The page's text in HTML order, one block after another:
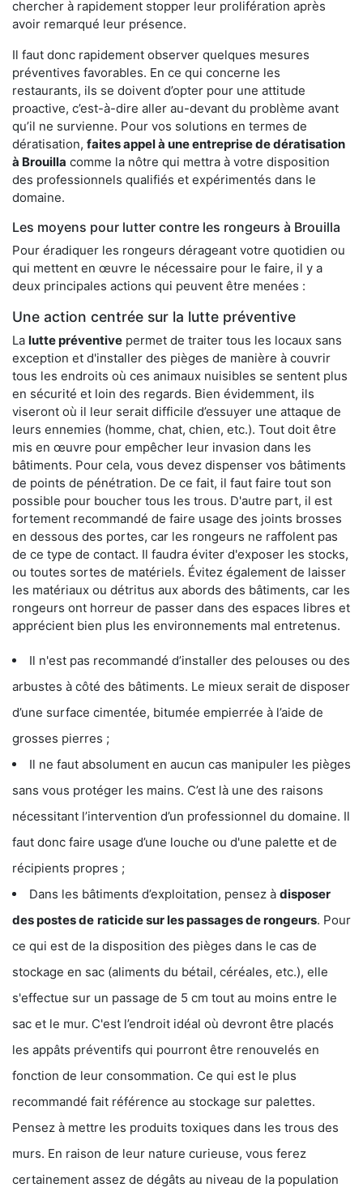
chercher à rapidement stopper leur prolifération après
avoir remarqué leur présence.
Il faut donc rapidement observer quelques mesures
préventives favorables. En ce qui concerne les
restaurants, ils se doivent d’opter pour une attitude
proactive, c’est-à-dire aller au-devant du problème avant
qu’il ne survienne. Pour vos solutions en termes de
dératisation, faites appel à une entreprise de dératisation
à Brouilla comme la nôtre qui mettra à votre disposition
des professionnels qualifiés et expérimentés dans le
domaine.
Les moyens pour lutter contre les rongeurs à Brouilla
Pour éradiquer les rongeurs dérageant votre quotidien ou
qui mettent en œuvre le nécessaire pour le faire, il y a
deux principales actions qui peuvent être menées :
Une action centrée sur la lutte préventive
La lutte préventive permet de traiter tous les locaux sans
exception et d'installer des pièges de manière à couvrir
tous les endroits où ces animaux nuisibles se sentent plus
en sécurité et loin des regards. Bien évidemment, ils
viseront où il leur serait difficile d’essuyer une attaque de
leurs ennemies (homme, chat, chien, etc.). Tout doit être
mis en œuvre pour empêcher leur invasion dans les
bâtiments. Pour cela, vous devez dispenser vos bâtiments
de points de pénétration. De ce fait, il faut faire tout son
possible pour boucher tous les trous. D'autre part, il est
fortement recommandé de faire usage des joints brosses
en dessous des portes, car les rongeurs ne raffolent pas
de ce type de contact. Il faudra éviter d'exposer les stocks,
ou toutes sortes de matériels. Évitez également de laisser
les matériaux ou détritus aux abords des bâtiments, car les
rongeurs ont horreur de passer dans des espaces libres et
apprécient bien plus les environnements mal entretenus.
Il n'est pas recommandé d’installer des pelouses ou des
arbustes à côté des bâtiments. Le mieux serait de disposer
d’une surface cimentée, bitumée empierrée à l’aide de
grosses pierres ;
Il ne faut absolument en aucun cas manipuler les pièges
sans vous protéger les mains. C’est là une des raisons
nécessitant l’intervention d’un professionnel du domaine. Il
faut donc faire usage d’une louche ou d'une palette et de
récipients propres ;
Dans les bâtiments d’exploitation, pensez à disposer
des postes de raticide sur les passages de rongeurs. Pour
ce qui est de la disposition des pièges dans le cas de
stockage en sac (aliments du bétail, céréales, etc.), elle
s'effectue sur un passage de 5 cm tout au moins entre le
sac et le mur. C'est l’endroit idéal où devront être placés
les appâts préventifs qui pourront être renouvelés en
fonction de leur consommation. Ce qui est le plus
recommandé fait référence au stockage sur palettes.
Pensez à mettre les produits toxiques dans les trous des
murs. En raison de leur nature curieuse, vous ferez
certainement assez de dégâts au niveau de la population